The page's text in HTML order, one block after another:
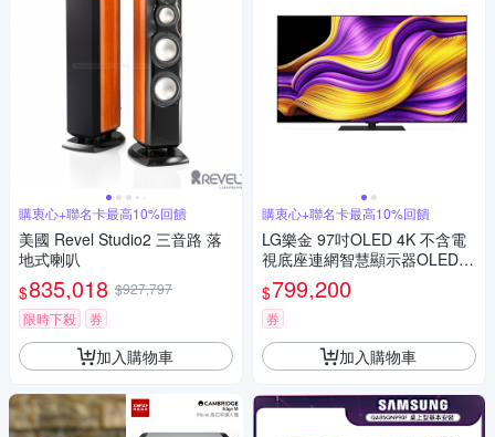
購衷心+聯名卡最高10%回饋
美國 Revel Studio2 三音路 落
地式喇叭
$835,018 $927,797
限時下殺
券
加入購物車
購衷心+聯名卡最高10%回饋
LG樂金 97吋OLED 4K 不含電
視底座連網智慧顯示器OLED97
G5PTA含壁掛安裝+附原廠壁掛
架
$799,200
券
加入購物車